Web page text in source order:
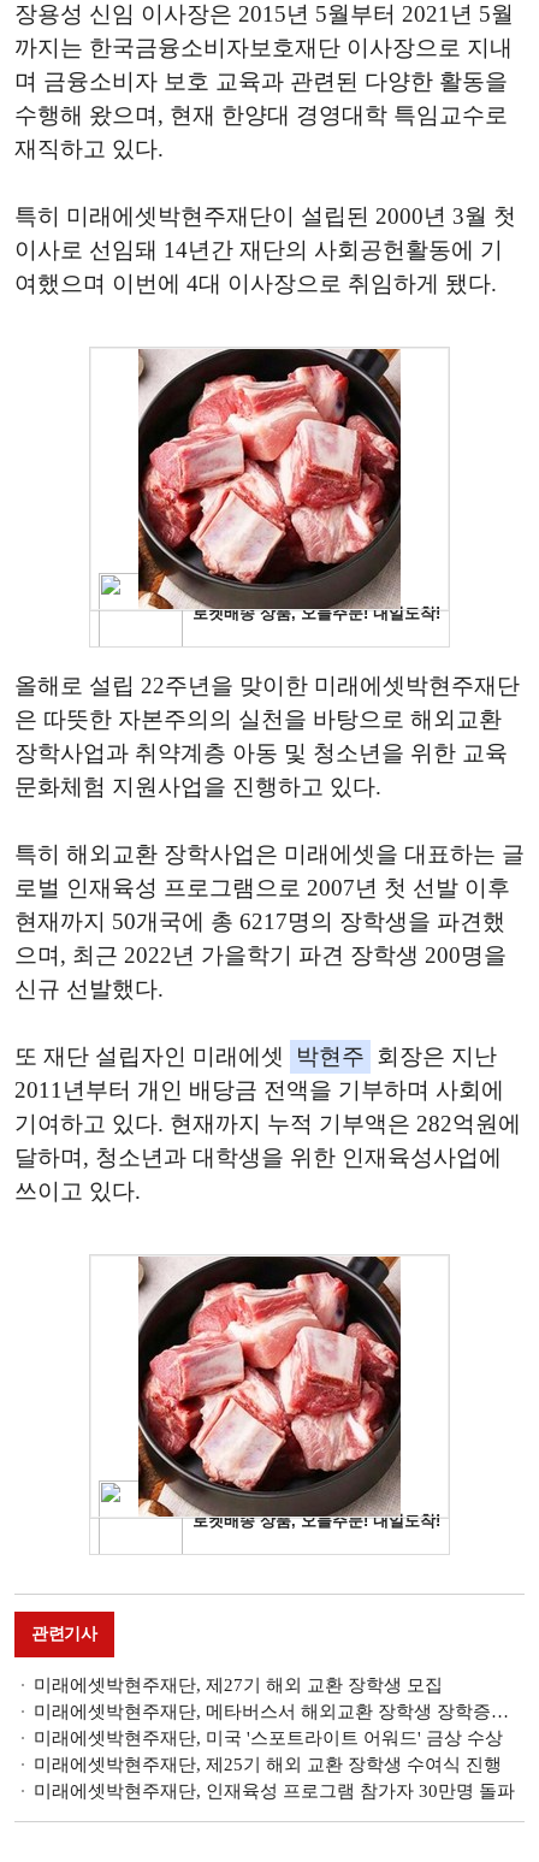
장용성 신임 이사장은 2015년 5월부터 2021년 5월
까지는 한국금융소비자보호재단 이사장으로 지내
며 금융소비자 보호 교육과 관련된 다양한 활동을
수행해 왔으며, 현재 한양대 경영대학 특임교수로
재직하고 있다.
특히 미래에셋박현주재단이 설립된 2000년 3월 첫
이사로 선임돼 14년간 재단의 사회공헌활동에 기
여했으며 이번에 4대 이사장으로 취임하게 됐다.
올해로 설립 22주년을 맞이한 미래에셋박현주재단
은 따뜻한 자본주의의 실천을 바탕으로 해외교환
장학사업과 취약계층 아동 및 청소년을 위한 교육
문화체험 지원사업을 진행하고 있다.
특히 해외교환 장학사업은 미래에셋을 대표하는 글
로벌 인재육성 프로그램으로 2007년 첫 선발 이후
현재까지 50개국에 총 6217명의 장학생을 파견했
으며, 최근 2022년 가을학기 파견 장학생 200명을
신규 선발했다.
또 재단 설립자인 미래에셋 박현주 회장은 지난
2011년부터 개인 배당금 전액을 기부하며 사회에
기여하고 있다. 현재까지 누적 기부액은 282억원에
달하며, 청소년과 대학생을 위한 인재육성사업에
쓰이고 있다.
관련기사
미래에셋박현주재단, 제27기 해외 교환 장학생 모집
미래에셋박현주재단, 메타버스서 해외교환 장학생 장학증서 수여식 진행
미래에셋박현주재단, 미국 '스포트라이트 어워드' 금상 수상
미래에셋박현주재단, 제25기 해외 교환 장학생 수여식 진행
미래에셋박현주재단, 인재육성 프로그램 참가자 30만명 돌파